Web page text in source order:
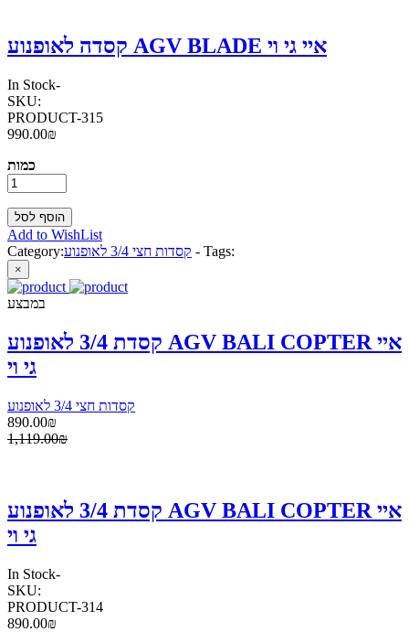
קסדה לאופנוע AGV BLADE איי גי וי
In Stock-
SKU:
PRODUCT-315
990.00₪
כמות
Add to WishList
Category:
קסדות חצי 3/4 לאופנוע - Tags:
×
במבצע
קסדת 3/4 לאופנוע AGV BALI COPTER איי
גי וי
קסדות חצי 3/4 לאופנוע
890.00₪
1,119.00₪
קסדת 3/4 לאופנוע AGV BALI COPTER איי
גי וי
In Stock-
SKU:
PRODUCT-314
890.00₪